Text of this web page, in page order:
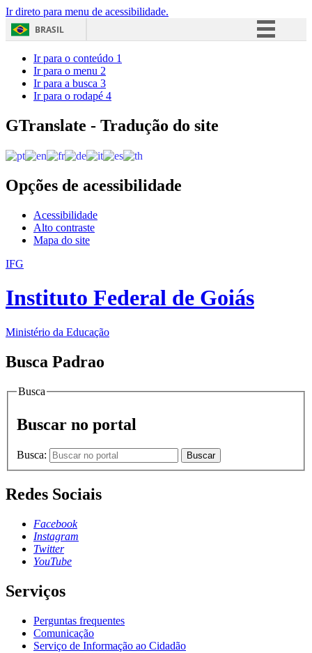
Ir direto para menu de acessibilidade.
BRASIL
Acesso à informação
Ir para o conteúdo 1
Ir para o menu 2
Ir para a busca 3
Ir para o rodapé 4
GTranslate - Tradução do site
Opções de acessibilidade
Acessibilidade
Alto contraste
Mapa do site
IFG
Instituto Federal de Goiás
Ministério da Educação
Busca Padrao
Busca
Buscar no portal
Busca: Buscar
Redes Sociais
Facebook
Instagram
Twitter
YouTube
Serviços
Perguntas frequentes
Comunicação
Serviço de Informação ao Cidadão